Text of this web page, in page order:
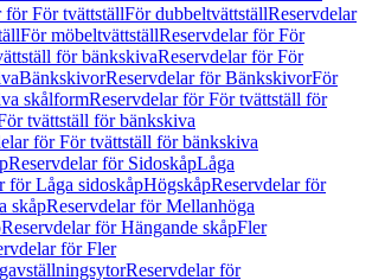
för För tvättställFör dubbeltvättställReservdelar
För möbeltvättställReservdelar för För
för bänkskivaReservdelar för För
BänkskivorReservdelar för BänkskivorFör
skålformReservdelar för För tvättställ för
tvättställ för bänkskiva
för För tvättställ för bänkskiva
Reservdelar för SidoskåpLåga
för Låga sidoskåpHögskåpReservdelar för
skåpReservdelar för Mellanhöga
Reservdelar för Hängande skåpFler
för Fler
Reservdelar för